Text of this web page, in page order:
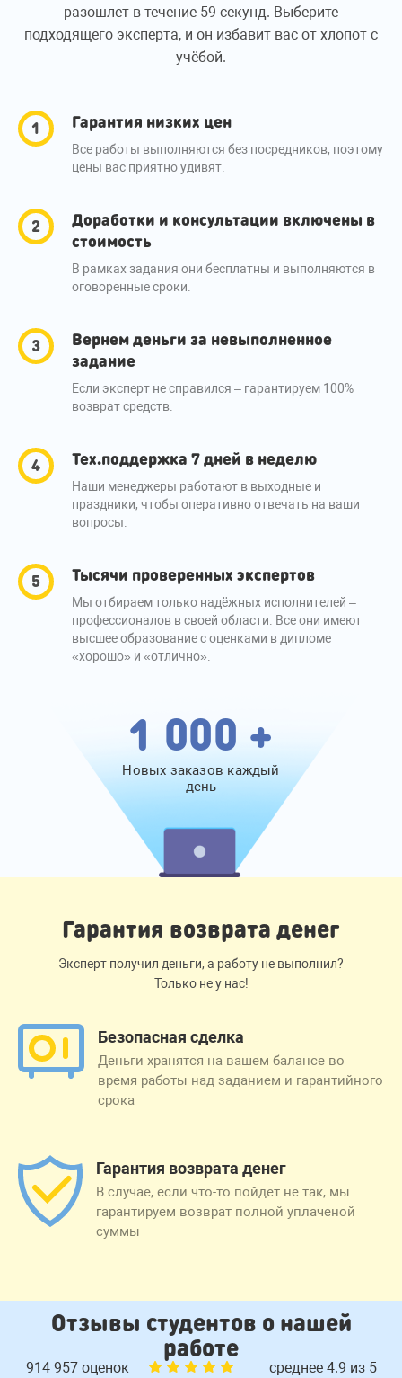
разошлет в течение 59 секунд. Выберите
подходящего эксперта, и он избавит вас от хлопот с
учёбой.
Гарантия низких цен
Все работы выполняются без посредников, поэтому
цены вас приятно удивят.
Доработки и консультации включены в
стоимость
В рамках задания они бесплатны и выполняются в
оговоренные сроки.
Вернем деньги за невыполненное
задание
Если эксперт не справился – гарантируем 100%
возврат средств.
Тех.поддержка 7 дней в неделю
Наши менеджеры работают в выходные и
праздники, чтобы оперативно отвечать на ваши
вопросы.
Тысячи проверенных экспертов
Мы отбираем только надёжных исполнителей –
профессионалов в своей области. Все они имеют
высшее образование с оценками в дипломе
«хорошо» и «отлично».
1 000 +
Новых заказов каждый
день
Гарантия возврата денег
Эксперт получил деньги, а работу не выполнил?
Только не у нас!
Безопасная сделка
Деньги хранятся на вашем балансе во
время работы над заданием и гарантийного
срока
Гарантия возврата денег
В случае, если что-то пойдет не так, мы
гарантируем возврат полной уплаченой
суммы
Отзывы студентов о нашей
работе
914 957 оценок среднее 4.9 из 5